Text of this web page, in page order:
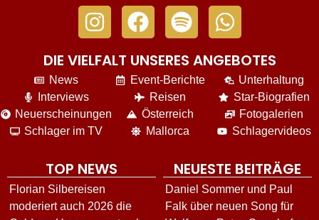
DIE VIELFALT UNSERES ANGEBOTES
News
Interviews
Neuerscheinungen
Schlager im TV
Event-Berichte
Reisen
Österreich
Mallorca
Unterhaltung
Star-Biografien
Fotogalerien
Schlagervideos
TOP NEWS
Florian Silbereisen
moderiert auch 2026 die
NEUESTE BEITRÄGE
Daniel Sommer und Paul
Falk über neuen Song für